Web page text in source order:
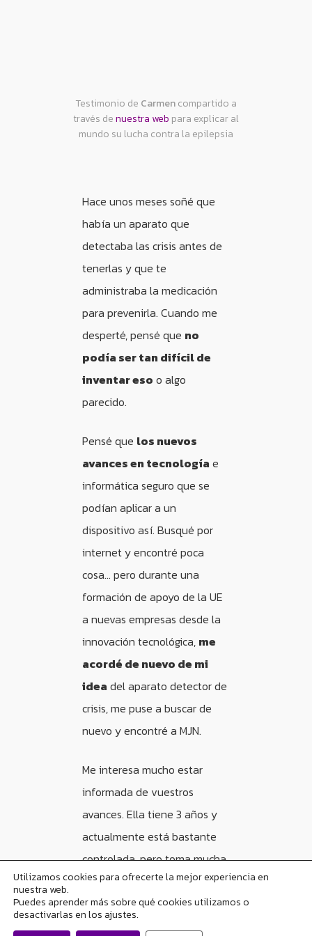
Testimonio de Carmencompartido a
través denuestra web para explicar al
mundo su lucha contra la epilepsia
Hace unos meses soñé que
había un aparato que
detectaba las crisis antes de
tenerlas y que te
administraba la medicación
para prevenirla. Cuando me
desperté, pensé que no
podía ser tan difícil de
inventar eso o algo
parecido.
Pensé que los nuevos
avances en tecnología e
informática seguro que se
podían aplicar a un
dispositivo así. Busqué por
internet y encontré poca
cosa… pero durante una
formación de apoyo de la UE
a nuevas empresas desde la
innovación tecnológica, me
acordé de nuevo de mi
idea del aparato detector de
crisis, me puse a buscar de
nuevo y encontré a MJN.
Me interesa mucho estar
informada de vuestros
avances. Ella tiene 3 años y
actualmente está bastante
controlada, pero toma mucha
medicación, y creo que con
aparatos como el que están
desarrollando quizá podrían
Utilizamos cookies para ofrecerte la mejor experiencia en
nuestra web.
Puedes aprender más sobre qué cookies utilizamos o
desactivarlas en los ajustes.